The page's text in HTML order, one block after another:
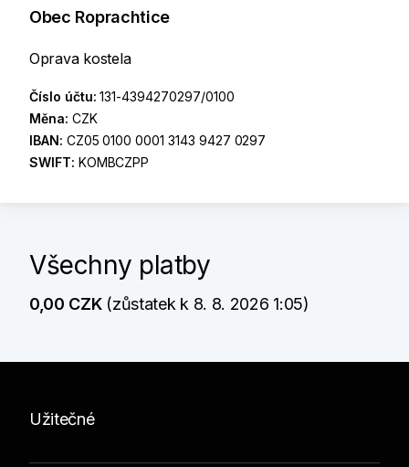
Obec Roprachtice
Oprava kostela
Číslo účtu:131-4394270297/0100
Měna: CZK
IBAN: CZ05 0100 0001 3143 9427 0297
SWIFT: KOMBCZPP
Všechny platby
0,00 CZK(zůstatek k 8. 8. 2026 1:05)
Užitečné